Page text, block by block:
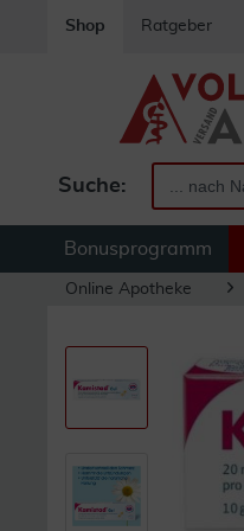
Shop Ratgeber
Suche:
Bonusprogramm
Online Apotheke